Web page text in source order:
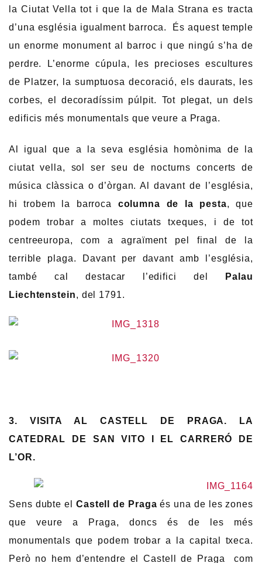
la Ciutat Vella tot i que la de Mala Strana es tracta
d’una església igualment barroca. És aquest temple
un enorme monument al barroc i que ningú s’ha de
perdre. L’enorme cúpula, les precioses escultures
de Platzer, la sumptuosa decoració, els daurats, les
corbes, el decoradíssim púlpit. Tot plegat, un dels
edificis més monumentals que veure a Praga.
Al igual que a la seva església homònima de la
ciutat vella, sol ser seu de nocturns concerts de
música clàssica o d’òrgan. Al davant de l’església,
hi trobem la barroca columna de la pesta, que
podem trobar a moltes ciutats txeques, i de tot
centreeuropa, com a agraïment pel final de la
terrible plaga. Davant per davant amb l’església,
també cal destacar l’edifici del
Palau
Liechtenstein, del 1791.
3. VISITA AL CASTELL DE PRAGA. LA
CATEDRAL DE SAN VITO I EL CARRERÓ DE
L’OR.
Sens dubte el Castell de Praga és una de les zones
que veure a Praga, doncs és de les més
monumentals que podem trobar a la capital txeca.
Però no hem d’entendre el Castell de Praga com